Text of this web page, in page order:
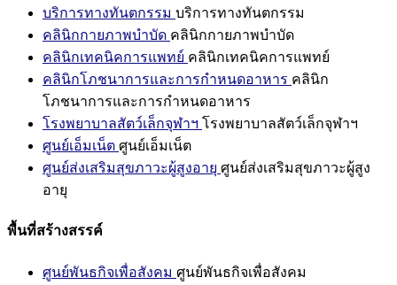
บริการทางทันตกรรม บริการทางทันตกรรม
คลินิกกายภาพบำบัด คลินิกกายภาพบำบัด
คลินิกเทคนิคการแพทย์ คลินิกเทคนิคการแพทย์
คลินิกโภชนาการและการกำหนดอาหาร คลินิก
โภชนาการและการกำหนดอาหาร
โรงพยาบาลสัตว์เล็กจุฬาฯ โรงพยาบาลสัตว์เล็กจุฬาฯ
ศูนย์เอ็มเน็ต ศูนย์เอ็มเน็ต
ศูนย์ส่งเสริมสุขภาวะผู้สูงอายุ ศูนย์ส่งเสริมสุขภาวะผู้สูง
อายุ
พื้นที่สร้างสรรค์
ศูนย์พันธกิจเพื่อสังคม ศูนย์พันธกิจเพื่อสังคม